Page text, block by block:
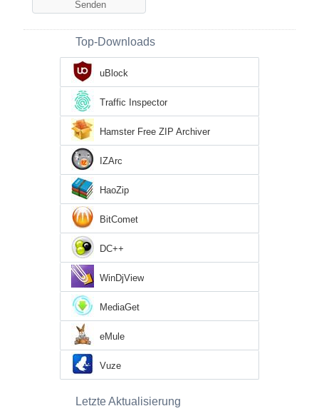
Top-Downloads
uBlock
Traffic Inspector
Hamster Free ZIP Archiver
IZArc
HaoZip
BitComet
DC++
WinDjView
MediaGet
eMule
Vuze
Letzte Aktualisierung